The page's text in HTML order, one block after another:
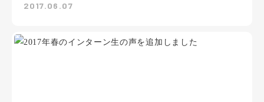
2017.06.07